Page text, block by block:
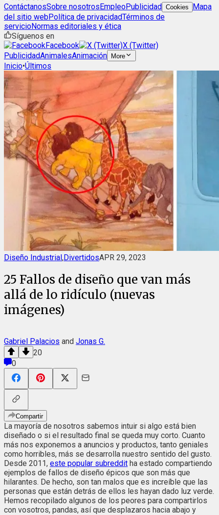
ContáctanosSobre nosotrosEmpleoPublicidad Cookies
Mapa
del sitio webPolítica de privacidadTérminos de
servicioNormas editoriales y ética
Síguenos en
Facebook
X (Twitter)
PublicidadAnimalesAnimación More
Inicio•Últimos
Diseño Industrial,DivertidosAPR 29, 2023
25 Fallos de diseño que van más
allá de lo ridículo (nuevas
imágenes)
Gabriel Palacios and Jonas G.
20
0
Compartir
La mayoría de nosotros sabemos intuir si algo está bien
diseñado o si el resultado final se queda muy corto. Cuanto
más nos exponemos a anuncios y productos, tanto geniales
como horribles, más se desarrolla nuestro sentido del gusto.
Desde 2011, este popular subreddit ha estado compartiendo
ejemplos de fallos de diseño épicos que son más que
hilarantes. De hecho, son tan malos que es increíble que las
personas que están detrás de ellos les hayan dado luz verde.
Hemos recopilado algunos de los peores para compartirlos
con vosotros, pandas, así que desplazaros hacia abajo y